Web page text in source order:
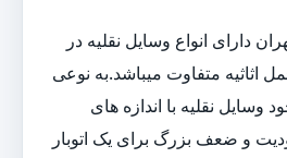
دارای انواع وسایل نقلیه در
اندازه های مختلف برای حمل اثاثیه متفاوت می‎باشد.به نوعی
نقلیه با اندازه های
و ضعف بزرگ برای یک اتوبار